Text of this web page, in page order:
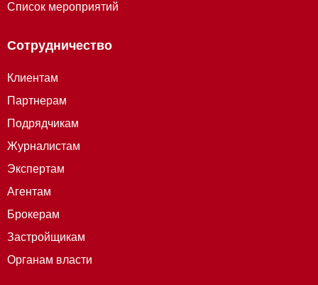
Список мероприятий
Сотрудничество
Клиентам
Партнерам
Подрядчикам
Журналистам
Экспертам
Агентам
Брокерам
Застройщикам
Органам власти